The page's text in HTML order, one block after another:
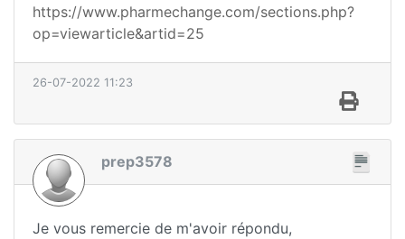
https://www.pharmechange.com/sections.php?
op=viewarticle&artid=25
26-07-2022 11:23
prep3578
Je vous remercie de m'avoir répondu,